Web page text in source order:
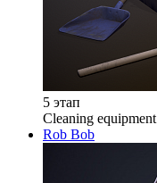
5 этап
Cleaning equipment
Rob Bob